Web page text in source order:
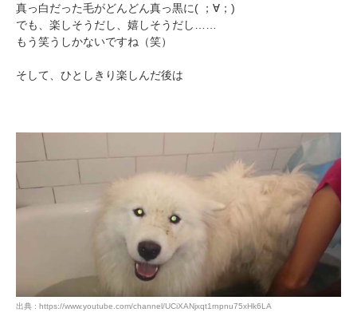
真っ白だった毛がどんどん真っ黒に( ；∀；)
でも、楽しそうだし、嬉しそうだし……
もう笑うしかないですね（笑）
そして、ひとしきり楽しんだ後は
出典 : https://www.youtube.com/channel/UCiXANjxqt1rnpnu75xHk6LA